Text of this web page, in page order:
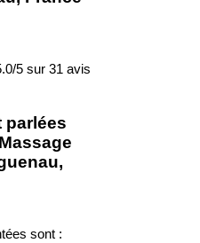
5 sur 31 avis
parlées
sont :